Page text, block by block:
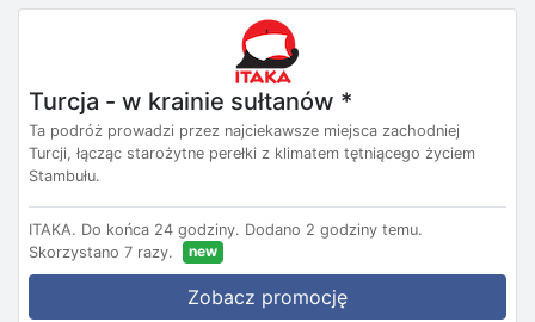
Turcja - w krainie sułtanów *
Ta podróż prowadzi przez najciekawsze miejsca zachodniej
Turcji, łącząc starożytne perełki z klimatem tętniącego życiem
Stambułu.
ITAKA. Do końca 24 godziny. Dodano 2 godziny temu.
Skorzystano 7 razy.
new
Zobacz promocję